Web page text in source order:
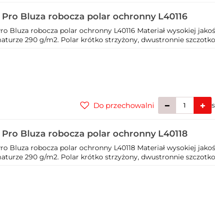
Bluza robocza polar ochronny L40116
Bluza robocza polar ochronny L40116 Materiał wysokiej
290 g/m2. Polar krótko strzyżony, dwustronnie
Do przechowalni
Bluza robocza polar ochronny L40118
Bluza robocza polar ochronny L40118 Materiał wysokiej
290 g/m2. Polar krótko strzyżony, dwustronnie